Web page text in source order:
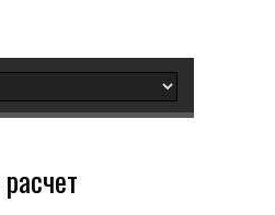
расчет